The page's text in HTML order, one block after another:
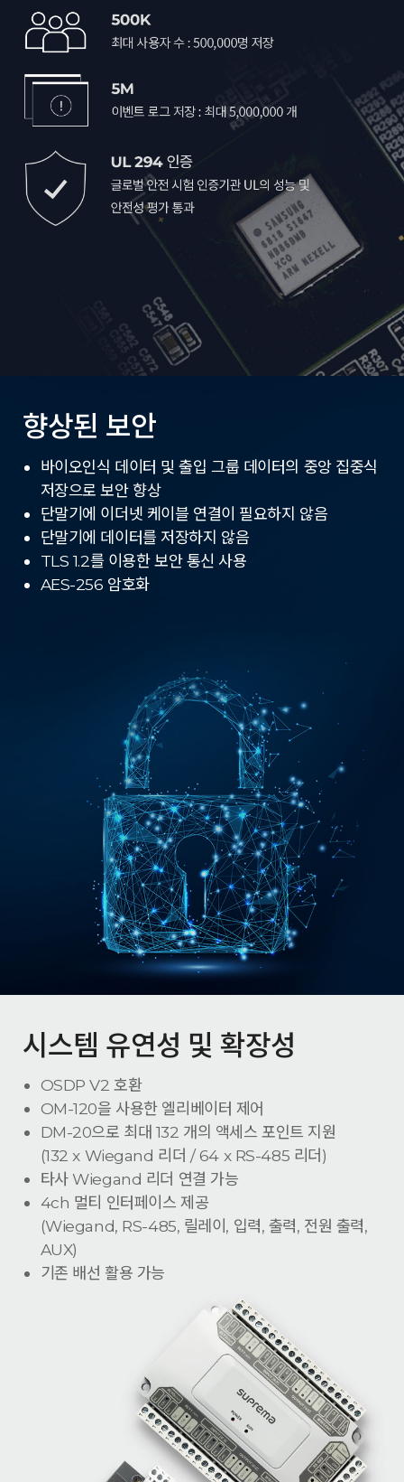
향상된 보안
바이오인식 데이터 및 출입 그룹 데이터의 중앙 집중식
저장으로 보안 향상
단말기에 이더넷 케이블 연결이 필요하지 않음
단말기에 데이터를 저장하지 않음
TLS 1.2를 이용한 보안 통신 사용
AES-256 암호화
시스템 유연성 및 확장성
OSDP V2 호환
OM-120을 사용한 엘리베이터 제어
DM-20으로 최대 132 개의 액세스 포인트 지원
(132 x Wiegand 리더 / 64 x RS-485 리더)
타사 Wiegand 리더 연결 가능
4ch 멀티 인터페이스 제공
(Wiegand, RS-485, 릴레이, 입력, 출력, 전원 출력,
AUX)
기존 배선 활용 가능